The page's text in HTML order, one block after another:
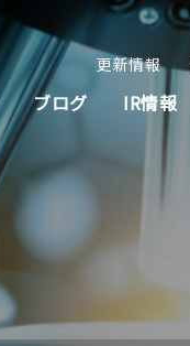
更新情報
ブログ IR情報